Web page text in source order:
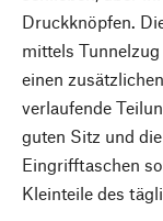
Druckknöpfen.
mittels
einen
verlaufende
guten Sitz und
Eingrifftaschen
Kleinteile des